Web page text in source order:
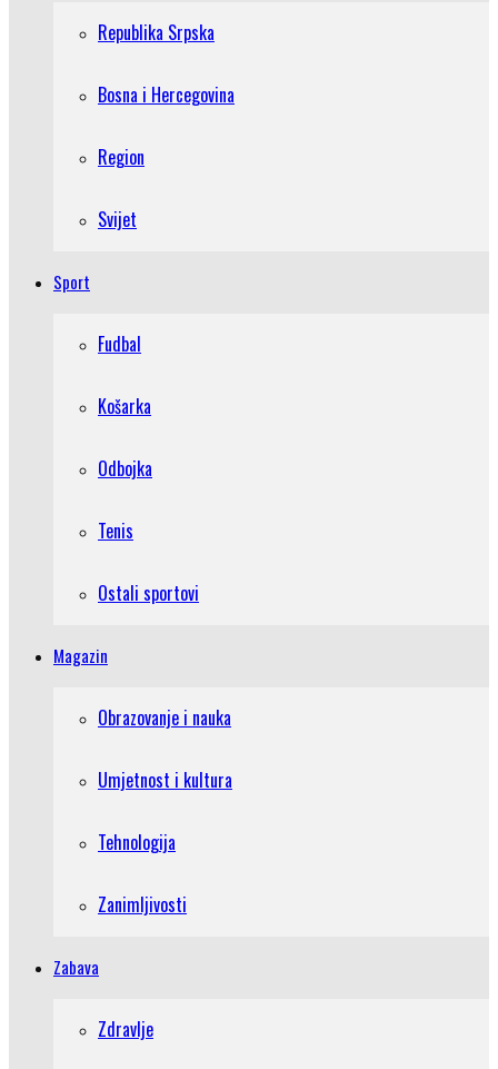
Republika Srpska
Bosna i Hercegovina
Region
Svijet
Sport
Fudbal
Košarka
Odbojka
Tenis
Ostali sportovi
Magazin
Obrazovanje i nauka
Umjetnost i kultura
Tehnologija
Zanimljivosti
Zabava
Zdravlje